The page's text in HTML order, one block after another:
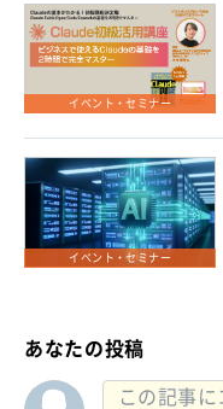
イベント・セミナー
イベント・セミナー
あなたの投稿